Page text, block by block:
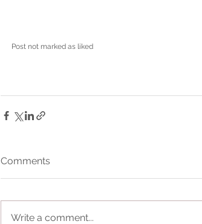
Post not marked as liked
Comments
Write a comment...